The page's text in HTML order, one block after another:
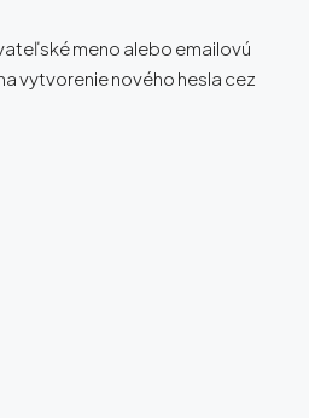
meno alebo emailovú
vytvorenie nového hesla cez